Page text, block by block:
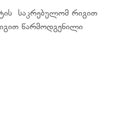
საკრებულომ რიგით
წარმოდგენილი